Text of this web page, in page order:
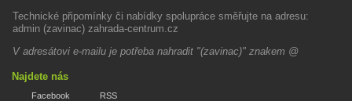
Technické připomínky či nabídky spolupráce směřujte na adresu:
admin (zavinac) zahrada-centrum.cz
V adresátovi e-mailu je potřeba nahradit "(zavinac)" znakem @
Najdete nás
Facebook RSS